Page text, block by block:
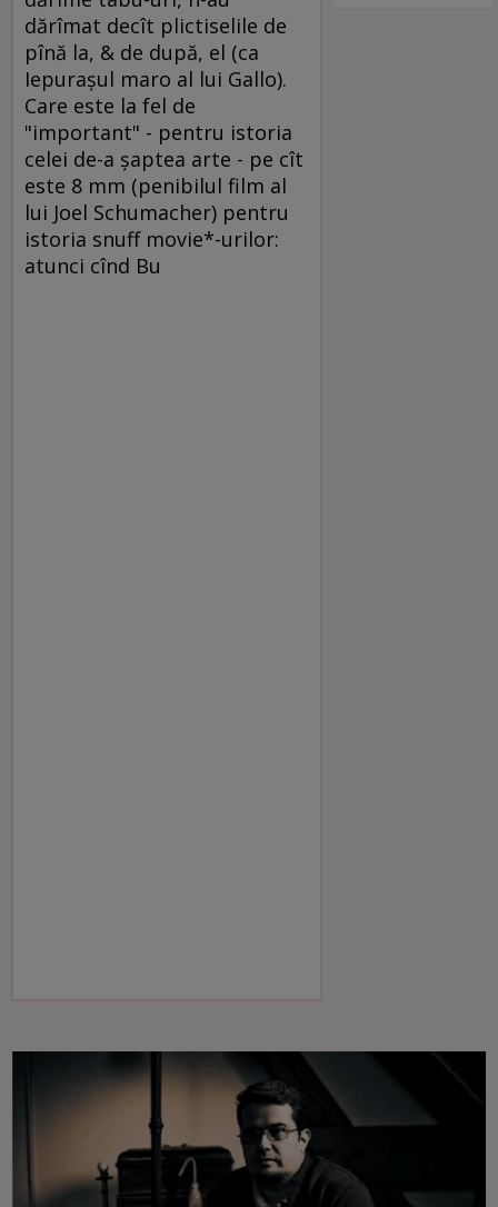
dărîmat decît plictiselile de
pînă la, & de după, el (ca
Iepuraşul maro al lui Gallo).
Care este la fel de
"important" - pentru istoria
celei de-a şaptea arte - pe cît
este 8 mm (penibilul film al
lui Joel Schumacher) pentru
istoria snuff movie*-urilor:
atunci cînd Bu